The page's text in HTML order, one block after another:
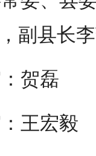
副县长
贺磊
王宏毅